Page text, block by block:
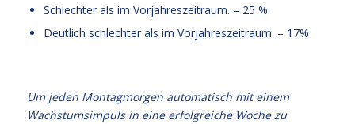
Schlechter als im Vorjahreszeitraum. – 25 %
Deutlich schlechter als im Vorjahreszeitraum. – 17%
Um jeden Montagmorgen automatisch mit einem
Wachstumsimpuls in eine erfolgreiche Woche zu